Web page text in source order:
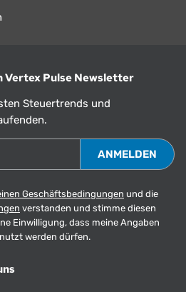
Vertex Pulse Newsletter
Steuertrends und
Geschäftsbedingungen und die
verstanden und stimme diesen
Einwilligung, dass meine Angaben
werden dürfen.